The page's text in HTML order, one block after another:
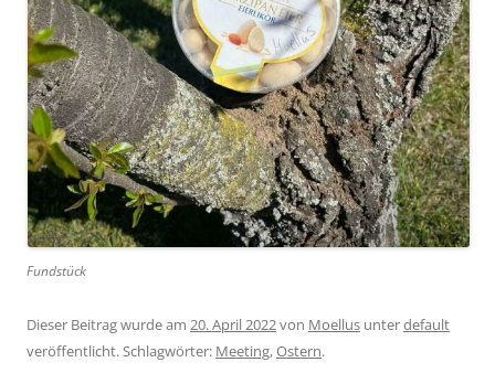
Fundstück
Dieser Beitrag wurde am 20. April 2022von Moellus unterdefault
veröffentlicht. Schlagwörter: Meeting,Ostern.